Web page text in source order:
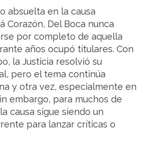
absuelta en la causa
Corazón, Del Boca nunca
por completo de aquella
años ocupó titulares. Con
la Justicia resolvió su
pero el tema continúa
y otra vez, especialmente en
embargo, para muchos de
causa sigue siendo un
para lanzar críticas o